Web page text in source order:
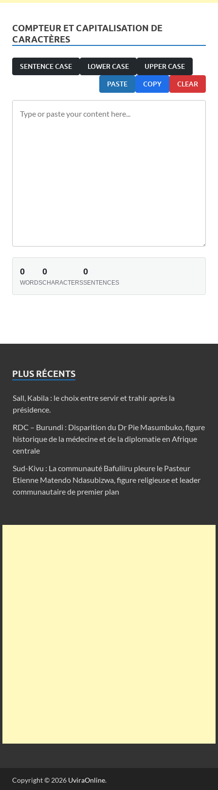
COMPTEUR ET CAPITALISATION DE
CARACTÈRES
SENTENCE CASE LOWER CASE UPPER CASE
PASTE COPY CLEAR
0
WORDS
0
CHARACTERS
0
SENTENCES
PLUS RÉCENTS
Sall, Kabila : le choix entre servir et trahir après la
présidence.
RDC – Burundi : Disparition du Dr Pie Masumbuko, figure
historique de la médecine et de la diplomatie en Afrique
centrale
Sud-Kivu : La communauté Bafuliiru pleure le Pasteur
Etienne Matendo Ndasubizwa, figure religieuse et leader
communautaire de premier plan
Copyright © 2026 UviraOnline.